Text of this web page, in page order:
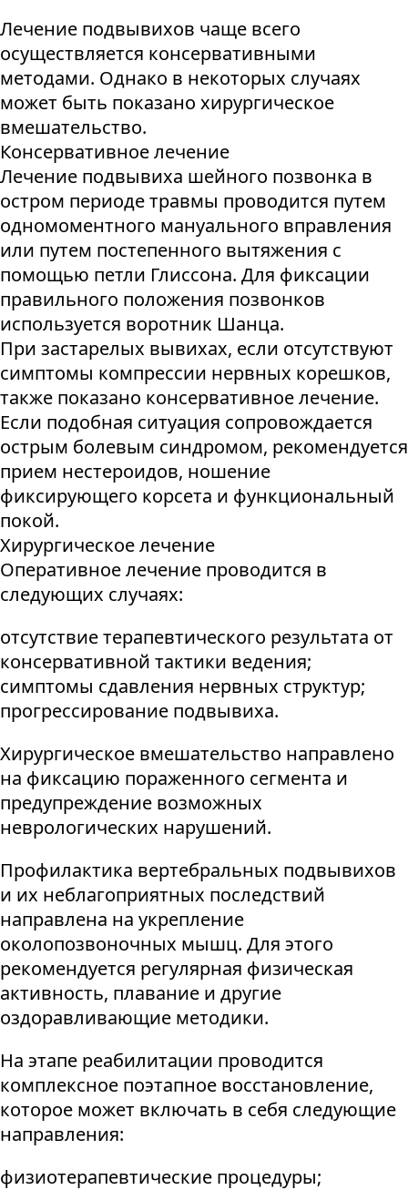
Лечение подвывихов чаще всего
осуществляется консервативными
методами. Однако в некоторых случаях
может быть показано хирургическое
вмешательство.
Консервативное лечение
Лечение подвывиха шейного позвонка в
остром периоде травмы проводится путем
одномоментного мануального вправления
или путем постепенного вытяжения с
помощью петли Глиссона. Для фиксации
правильного положения позвонков
используется воротник Шанца.
При застарелых вывихах, если отсутствуют
симптомы компрессии нервных корешков,
также показано консервативное лечение.
Если подобная ситуация сопровождается
острым болевым синдромом, рекомендуется
прием нестероидов, ношение
фиксирующего корсета и функциональный
покой.
Хирургическое лечение
Оперативное лечение проводится в
следующих случаях:
отсутствие терапевтического результата от
консервативной тактики ведения;
симптомы сдавления нервных структур;
прогрессирование подвывиха.
Хирургическое вмешательство направлено
на фиксацию пораженного сегмента и
предупреждение возможных
неврологических нарушений.
Профилактика вертебральных подвывихов
и их неблагоприятных последствий
направлена на укрепление
околопозвоночных мышц. Для этого
рекомендуется регулярная физическая
активность, плавание и другие
оздоравливающие методики.
На этапе реабилитации проводится
комплексное поэтапное восстановление,
которое может включать в себя следующие
направления:
физиотерапевтические процедуры;